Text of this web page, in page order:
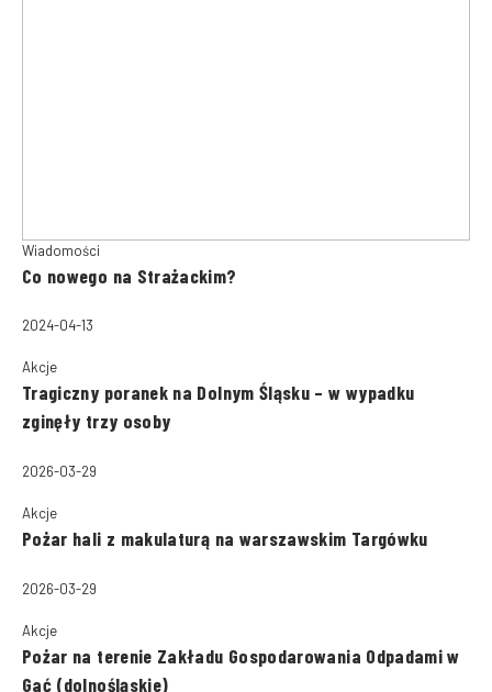
Wiadomości
Co nowego na Strażackim?
2024-04-13
Akcje
Tragiczny poranek na Dolnym Śląsku – w wypadku
zginęły trzy osoby
2026-03-29
Akcje
Pożar hali z makulaturą na warszawskim Targówku
2026-03-29
Akcje
Pożar na terenie Zakładu Gospodarowania Odpadami w
Gać (dolnośląskie)